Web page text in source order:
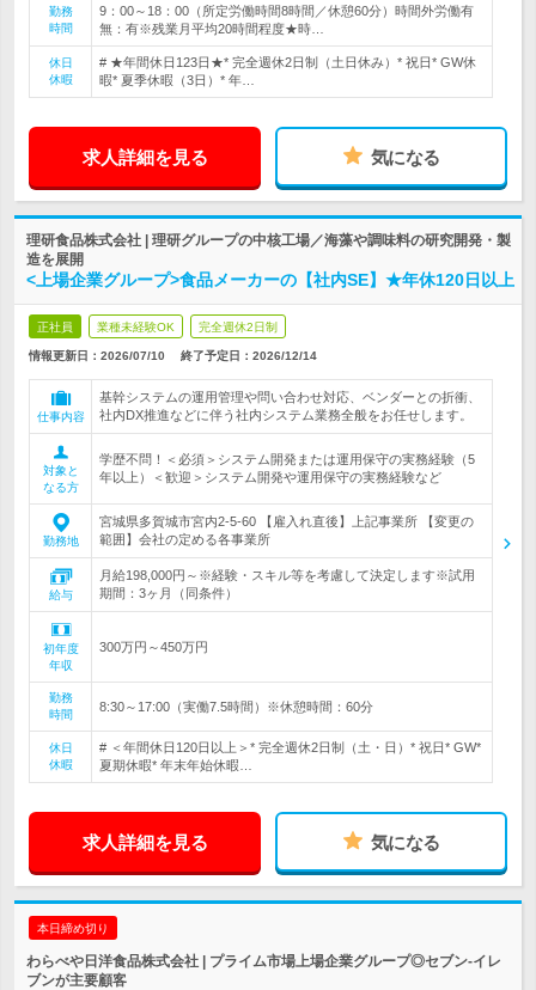
勤務
時間
9：00～18：00（所定労働時間8時間／休憩60分）時間外労働有
無：有※残業月平均20時間程度★時…
休日
休暇
# ★年間休日123日★* 完全週休2日制（土日休み）* 祝日* GW休
暇* 夏季休暇（3日）* 年…
求人詳細を見る 気になる
理研食品株式会社 | 理研グループの中核工場／海藻や調味料の研究開発・製
造を展開
<上場企業グループ>食品メーカーの【社内SE】★年休120日以上
正社員 業種未経験OK 完全週休2日制
情報更新日：2026/07/10 終了予定日： 2026/12/14
仕事内容
基幹システムの運用管理や問い合わせ対応、ベンダーとの折衝、
社内DX推進などに伴う社内システム業務全般をお任せします。
対象と
なる方
学歴不問！＜必須＞システム開発または運用保守の実務経験（5
年以上）＜歓迎＞システム開発や運用保守の実務経験など
勤務地
宮城県多賀城市宮内2-5-60 【雇入れ直後】上記事業所 【変更の
範囲】会社の定める各事業所
給与
月給198,000円～※経験・スキル等を考慮して決定します※試用
期間：3ヶ月（同条件）
初年度
年収
300万円～450万円
勤務
時間
8:30～17:00（実働7.5時間）※休憩時間：60分
休日
休暇
# ＜年間休日120日以上＞* 完全週休2日制（土・日）* 祝日* GW*
夏期休暇* 年末年始休暇…
求人詳細を見る 気になる
本日締め切り
わらべや日洋食品株式会社 | プライム市場上場企業グループ◎セブン-イレ
ブンが主要顧客